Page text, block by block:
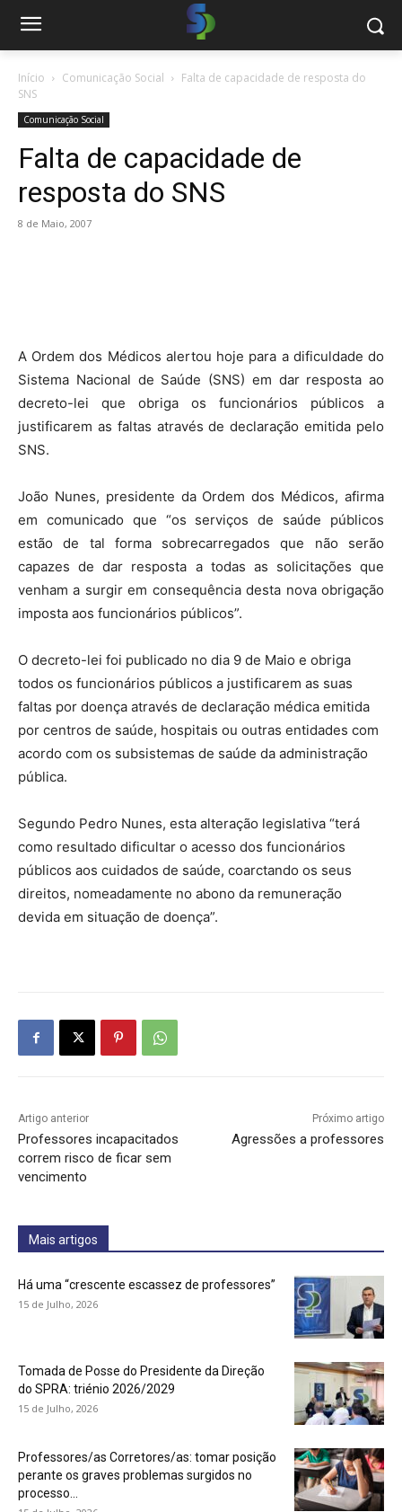
Início Comunicação Social
Falta de capacidade de resposta do
SNS
Comunicação Social
Falta de capacidade de
resposta do SNS
8 de Maio, 2007
A Ordem dos Médicos alertou hoje para a dificuldade do
Sistema Nacional de Saúde (SNS) em dar resposta ao
decreto-lei que obriga os funcionários públicos a
justificarem as faltas através de declaração emitida pelo
SNS.
João Nunes, presidente da Ordem dos Médicos, afirma
em comunicado que “os serviços de saúde públicos
estão de tal forma sobrecarregados que não serão
capazes de dar resposta a todas as solicitações que
venham a surgir em consequência desta nova obrigação
imposta aos funcionários públicos”.
O decreto-lei foi publicado no dia 9 de Maio e obriga
todos os funcionários públicos a justificarem as suas
faltas por doença através de declaração médica emitida
por centros de saúde, hospitais ou outras entidades com
acordo com os subsistemas de saúde da administração
pública.
Segundo Pedro Nunes, esta alteração legislativa “terá
como resultado dificultar o acesso dos funcionários
públicos aos cuidados de saúde, coarctando os seus
direitos, nomeadamente no abono da remuneração
devida em situação de doença”.
Artigo anterior
Professores incapacitados
correm risco de ficar sem
vencimento
Próximo artigo
Agressões a professores
Mais artigos
Há uma “crescente escassez de professores”
15 de Julho, 2026
Tomada de Posse do Presidente da Direção
do SPRA: triénio 2026/2029
15 de Julho, 2026
Professores/as Corretores/as: tomar posição
perante os graves problemas surgidos no
processo...